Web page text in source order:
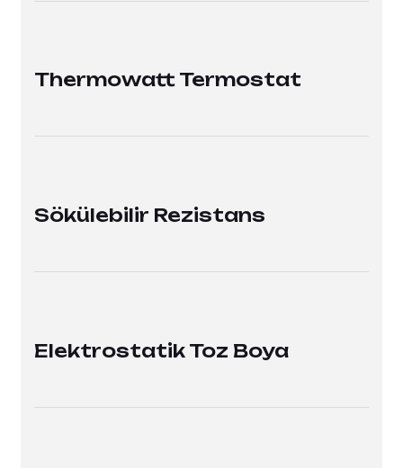
Thermowatt Termostat
Sökülebilir Rezistans
Elektrostatik Toz Boya